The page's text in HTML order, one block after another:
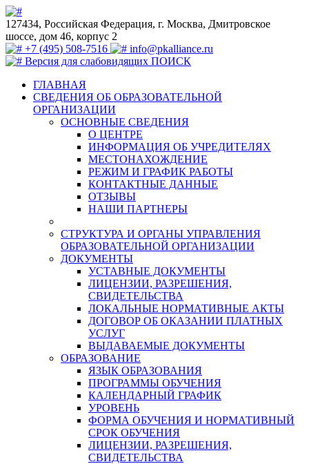
127434, Российская Федерация, г. Москва, Дмитровское
шоссе, дом 46, корпус 2
+7 (495) 508-7516
info@pkalliance.ru
Версия для слабовидящих ПОИСК
ГЛАВНАЯ
СВЕДЕНИЯ ОБ ОБРАЗОВАТЕЛЬНОЙ
ОРГАНИЗАЦИИ
ОСНОВНЫЕ СВЕДЕНИЯ
О ЦЕНТРЕ
ИНФОРМАЦИЯ ОБ УЧРЕДИТЕЛЯХ
МЕСТОНАХОЖДЕНИЕ
РЕЖИМ И ГРАФИК РАБОТЫ
КОНТАКТНЫЕ ДАННЫЕ
ОТЗЫВЫ
НАШИ ПАРТНЕРЫ
СТРУКТУРА И ОРГАНЫ УПРАВЛЕНИЯ
ОБРАЗОВАТЕЛЬНОЙ ОРГАНИЗАЦИИ
ДОКУМЕНТЫ
УСТАВНЫЕ ДОКУМЕНТЫ
ЛИЦЕНЗИИ, РАЗРЕШЕНИЯ,
СВИДЕТЕЛЬСТВА
ЛОКАЛЬНЫЕ НОРМАТИВНЫЕ АКТЫ
ДОГОВОР ОБ ОКАЗАНИИ ПЛАТНЫХ
УСЛУГ
ВЫДАВАЕМЫЕ ДОКУМЕНТЫ
ОБРАЗОВАНИЕ
ЯЗЫК ОБРАЗОВАНИЯ
ПРОГРАММЫ ОБУЧЕНИЯ
КАЛЕНДАРНЫЙ ГРАФИК
УРОВЕНЬ
ФОРМА ОБУЧЕНИЯ И НОРМАТИВНЫЙ
СРОК ОБУЧЕНИЯ
ЛИЦЕНЗИИ, РАЗРЕШЕНИЯ,
СВИДЕТЕЛЬСТВА